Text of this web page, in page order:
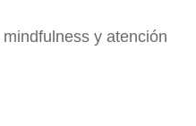
y atención